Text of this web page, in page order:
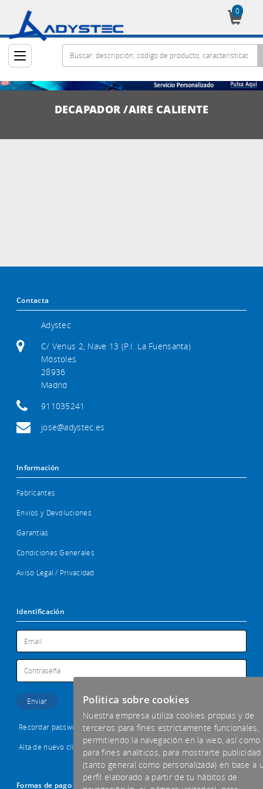
0
DECAPADOR /AIRE CALIENTE
Contacta
Adystec
C/ Venus 2, Nave 13 (P.I. La Fuensanta)
Móstoles
28936
Madrid
911035241
jose@adystec.es
Información
Fabricantes
Envios y Devoluciones
Garantias
Condiciones Generales
Aviso Legal / Privacidad
Identificación
Recordar password
Alta de nuevo cliente
Formas de pago aceptadas
Politica sobre cookies
Nuestra empresa utiliza cookies propias y de
terceros para fines estrictamente funcionales,
permitiendo la navegación en la web, así como
para fines analíticos, para mostrarte publicidad
(tanto general como personalizada) en base a
perfil elaborado a partir de tu hábitos de